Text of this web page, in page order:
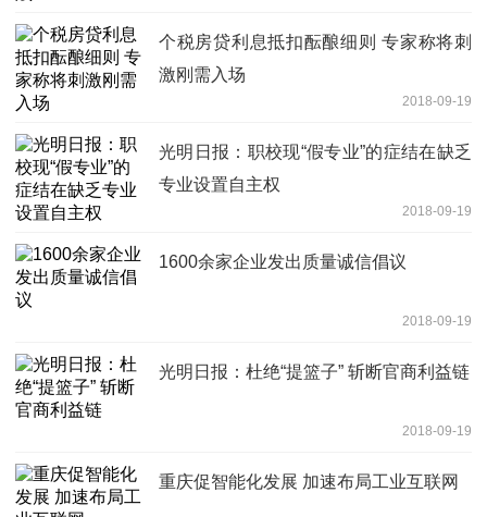
个税房贷利息抵扣酝酿细则 专家称将刺
激刚需入场
2018-09-19
光明日报：职校现“假专业”的症结在缺乏
专业设置自主权
2018-09-19
1600余家企业发出质量诚信倡议
2018-09-19
光明日报：杜绝“提篮子” 斩断官商利益链
2018-09-19
重庆促智能化发展 加速布局工业互联网